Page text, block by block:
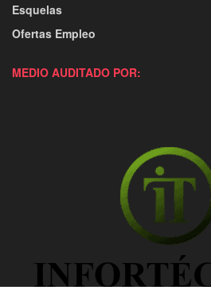
Esquelas
Ofertas Empleo
MEDIO AUDITADO POR: